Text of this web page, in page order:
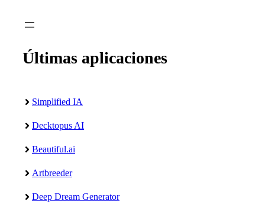
Últimas aplicaciones
Simplified IA
Decktopus AI
Beautiful.ai
Artbreeder
Deep Dream Generator